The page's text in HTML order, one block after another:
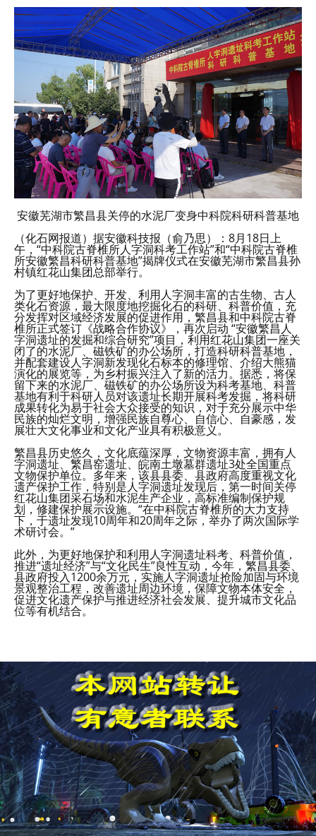
安徽芜湖市繁昌县关停的水泥厂变身中科院科研科普基地
（化石网报道）据安徽科技报（俞乃思）：8月18日上
午，“中科院古脊椎所人字洞科考工作站”和“中科院古脊椎
所安徽繁昌科研科普基地”揭牌仪式在安徽芜湖市繁昌县孙
村镇红花山集团总部举行。
为了更好地保护、开发、利用人字洞丰富的古生物、古人
类化石资源，最大限度地挖掘化石的科研、科普价值，充
分发挥对区域经济发展的促进作用，繁昌县和中科院古脊
椎所正式签订《战略合作协议》，再次启动 “安徽繁昌人
字洞遗址的发掘和综合研究”项目，利用红花山集团一座关
闭了的水泥厂、磁铁矿的办公场所，打造科研科普基地，
并配套建设人字洞新发现化石标本的修理馆、介绍大熊猫
演化的展览等，为乡村振兴注入了新的活力。据悉，将保
留下来的水泥厂、磁铁矿的办公场所设为科考基地、科普
基地有利于科研人员对该遗址长期开展科考发掘，将科研
成果转化为易于社会大众接受的知识，对于充分展示中华
民族的灿烂文明，增强民族自尊心、自信心、自豪感，发
展壮大文化事业和文化产业具有积极意义。
繁昌县历史悠久，文化底蕴深厚，文物资源丰富，拥有人
字洞遗址、繁昌窑遗址、皖南土墩墓群遗址3处全国重点
文物保护单位。多年来，该县县委、县政府高度重视文化
遗产保护工作，特别是人字洞遗址发现后，第一时间关停
红花山集团采石场和水泥生产企业，高标准编制保护规
划，修建保护展示设施。“在中科院古脊椎所的大力支持
下，于遗址发现10周年和20周年之际，举办了两次国际学
术研讨会。”
此外，为更好地保护和利用人字洞遗址科考、科普价值，
推进“遗址经济”与“文化民生”良性互动，今年，繁昌县委、
县政府投入1200余万元，实施人字洞遗址抢险加固与环境
景观整治工程，改善遗址周边环境，保障文物本体安全，
促进文化遗产保护与推进经济社会发展、提升城市文化品
位等有机结合。